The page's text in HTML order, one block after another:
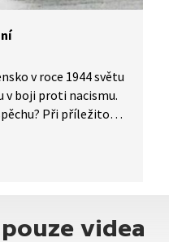
v roce 1944 světu
v boji proti nacismu.
Při příležitosti
videa